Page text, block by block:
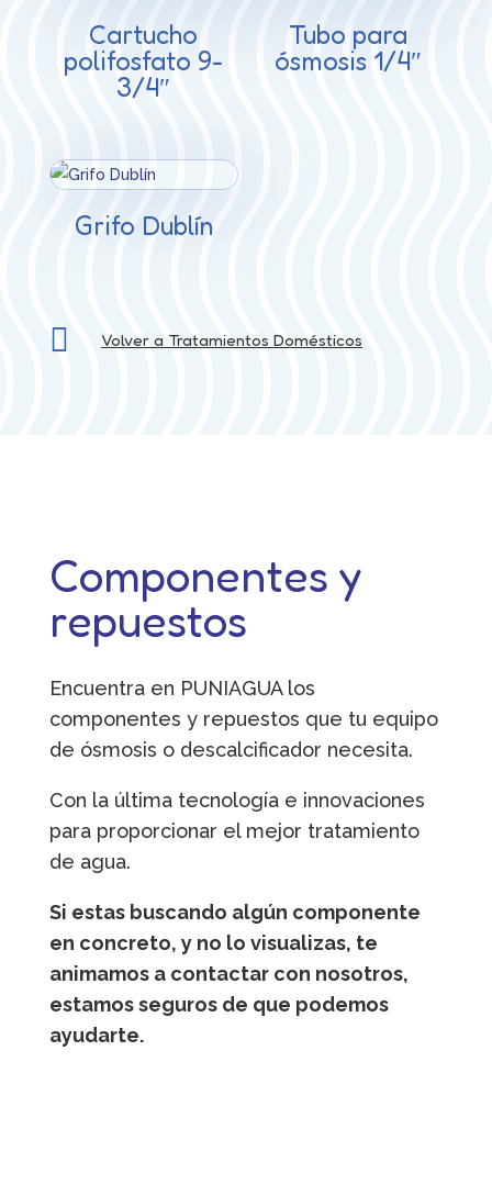
Cartucho
polifosfato 9-
3/4″
Tubo para
ósmosis 1/4″
Grifo Dublín
 Volver a Tratamientos Domésticos
Componentes y
repuestos
Encuentra en PUNIAGUA los
componentes y repuestos que tu equipo
de ósmosis o descalcificador necesita.
Con la última tecnología e innovaciones
para proporcionar el mejor tratamiento
de agua.
Si estas buscando algún componente
en concreto, y no lo visualizas, te
animamos a contactar con nosotros,
estamos seguros de que podemos
ayudarte.